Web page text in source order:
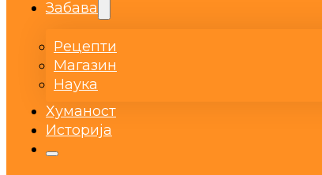
Забава
Рецепти
Магазин
Наука
Хуманост
Историја